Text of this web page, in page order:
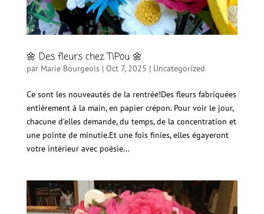
🌼 Des fleurs chez TiPou 🌼
par Marie Bourgeois| Oct 7, 2025 | Uncategorized
Ce sont les nouveautés de la rentrée!Des fleurs fabriquées
entièrement à la main, en papier crépon. Pour voir le jour,
chacune d’elles demande, du temps, de la concentration et
une pointe de minutie.Et une fois finies, elles égayeront
votre intérieur avec poésie...